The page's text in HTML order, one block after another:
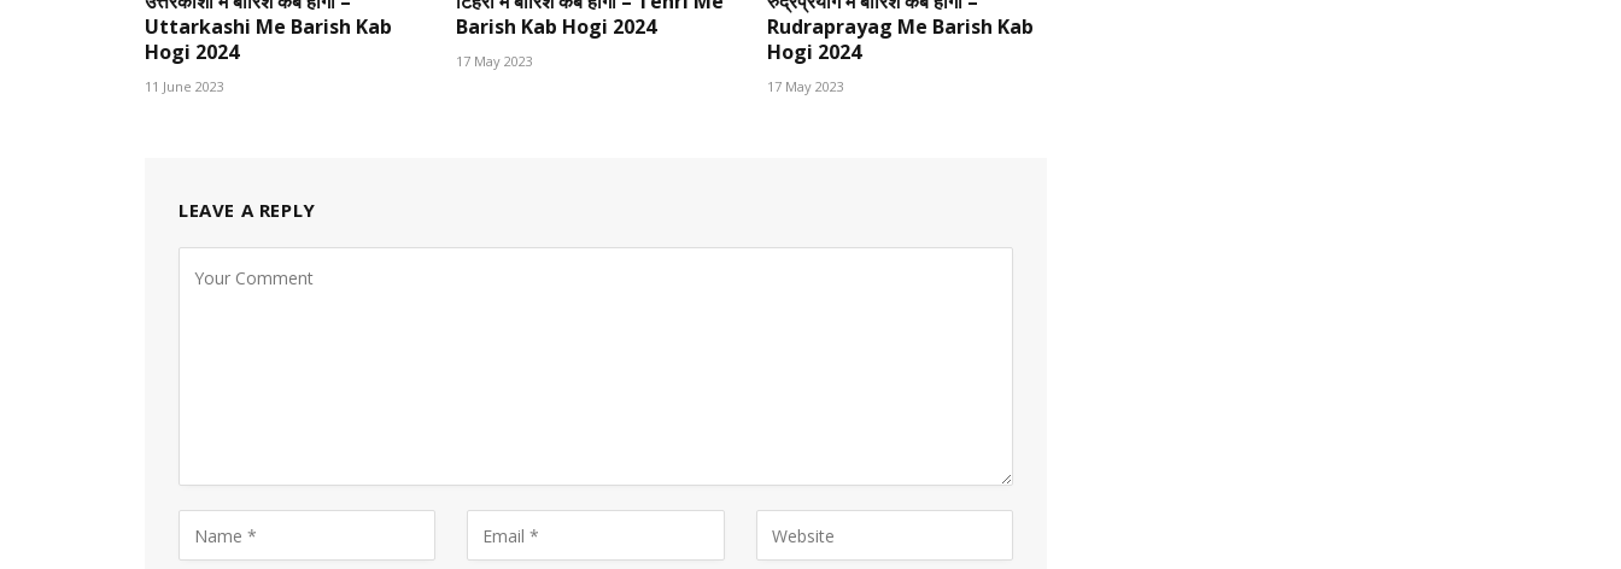
Uttarkashi Me Barish Kab
Hogi 2024
11 June 2023
Barish Kab Hogi 2024
17 May 2023
Rudraprayag Me Barish Kab
Hogi 2024
17 May 2023
LEAVE A REPLY